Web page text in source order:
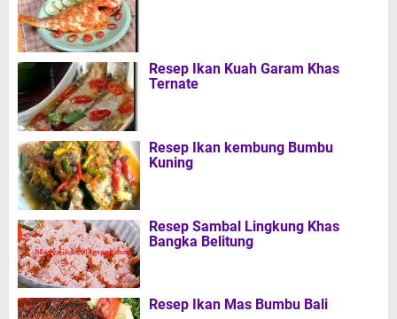
Resep Ikan Kuah Garam Khas
Ternate
Resep Ikan kembung Bumbu
Kuning
Resep Sambal Lingkung Khas
Bangka Belitung
Resep Ikan Mas Bumbu Bali